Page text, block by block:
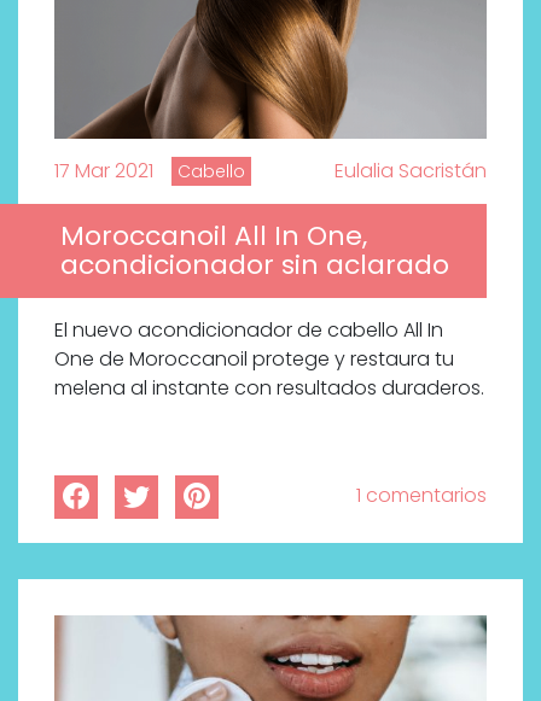
17 Mar 2021 Cabello Eulalia Sacristán
Moroccanoil All In One,
acondicionador sin aclarado
El nuevo acondicionador de cabello All In
One de Moroccanoil protege y restaura tu
melena al instante con resultados duraderos.
1 comentarios